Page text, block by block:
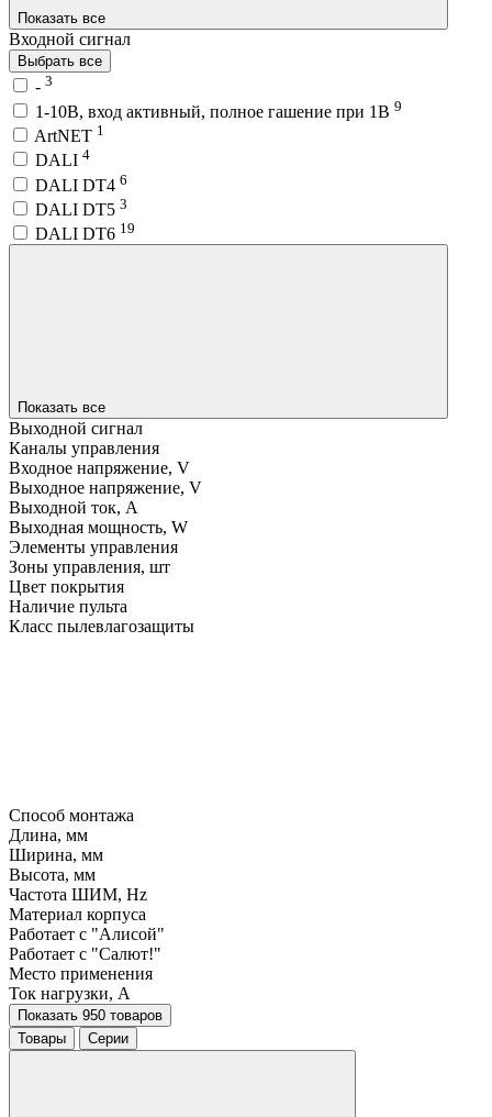
Показать все
Входной сигнал
Выбрать все
- 3
1-10В, вход активный, полное гашение при 1В 9
ArtNET 1
DALI 4
DALI DT4 6
DALI DT5 3
DALI DT6 19
Показать все
Выходной сигнал
Каналы управления
Входное напряжение, V
Выходное напряжение, V
Выходной ток, A
Выходная мощность, W
Элементы управления
Зоны управления, шт
Цвет покрытия
Наличие пульта
Класс пылевлагозащиты
Способ монтажа
Длина, мм
Ширина, мм
Высота, мм
Частота ШИМ, Hz
Материал корпуса
Работает с "Алисой"
Работает с "Салют!"
Место применения
Ток нагрузки, A
Показать 950 товаров
Товары
Серии